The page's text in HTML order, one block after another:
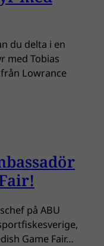
du delta i en
med Tobias
Lowrance
på ABU
Game Fair…